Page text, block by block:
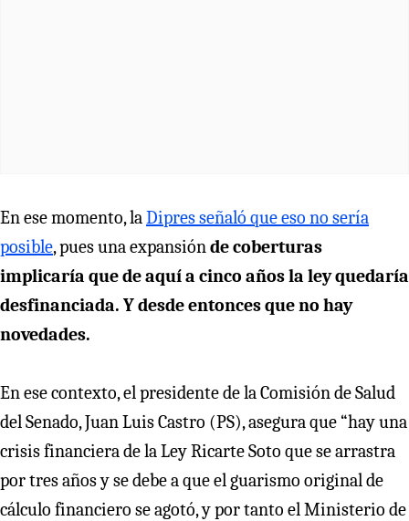
En ese momento, laDipres señaló que eso no sería
posible, pues una expansiónde coberturas
implicaría que de aquí a cinco años la ley quedaría
desfinanciada. Y desde entonces que no hay
novedades.
En ese contexto, el presidente de la Comisión de Salud
del Senado, Juan Luis Castro (PS), asegura que “hay una
crisis financiera de la Ley Ricarte Soto que se arrastra
por tres años y se debe a que el guarismo original de
cálculo financiero se agotó, y por tanto el Ministerio de